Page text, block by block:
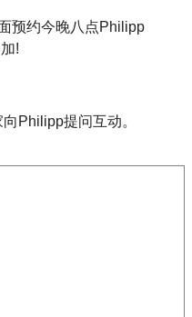
预约今晚八点Philipp
!
Philipp提问互动。